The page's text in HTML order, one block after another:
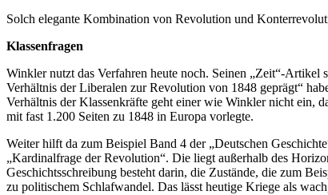
Solch elegante Kombination von Revolution und
Klassenfragen
Winkler nutzt das Verfahren heute noch. Seinen „Zeit“-
Verhältnis der Liberalen zur Revolution von 1848 geprägt“
Verhältnis der Klassenkräfte geht einer wie Winkler nicht ein,
mit fast 1.200 Seiten zu 1848 in Europa vorlegte.
Weiter hilft da zum Beispiel Band 4 der „Deutschen
„Kardinalfrage der Revolution“. Die liegt außerhalb des
Geschichtsschreibung besteht darin, die Zustände, die zum
zu politischem Schlafwandel. Das lässt heutige Kriege als